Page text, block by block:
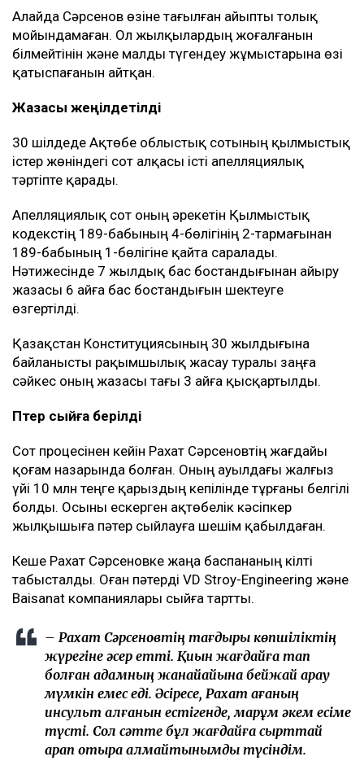
Алайда Сәрсенов өзіне тағылған айыпты толық
мойындамаған. Ол жылқылардың жоғалғанын
білмейтінін және малды түгендеу жұмыстарына өзі
қатыспағанын айтқан.
Жазасы жеңілдетілді
30 шілдеде Ақтөбе облыстық сотының қылмыстық
істер жөніндегі сот алқасы істі апелляциялық
тәртіпте қарады.
Апелляциялық сот оның әрекетін Қылмыстық
кодекстің 189-бабының 4-бөлігінің 2-тармағынан
189-бабының 1-бөлігіне қайта саралады.
Нәтижесінде 7 жылдық бас бостандығынан айыру
жазасы 6 айға бас бостандығын шектеуге
өзгертілді.
Қазақстан Конституциясының 30 жылдығына
байланысты рақымшылық жасау туралы заңға
сәйкес оның жазасы тағы 3 айға қысқартылды.
Пәтер сыйға берілді
Сот процесінен кейін Рахат Сәрсеновтің жағдайы
қоғам назарында болған. Оның ауылдағы жалғыз
үйі 10 млн теңге қарыздың кепілінде тұрғаны белгілі
болды. Осыны ескерген ақтөбелік кәсіпкер
жылқышыға пәтер сыйлауға шешім қабылдаған.
Кеше Рахат Сәрсеновке жаңа баспананың кілті
табысталды. Оған пәтерді VD Stroy-Engineering және
Baisanat компаниялары сыйға тартты.
– Рахат Сәрсеновтің тағдыры көпшіліктің
жүрегіне әсер етті. Қиын жағдайға тап
болған адамның жанайқайына бейжай қарау
мүмкін емес еді. Әсіресе, Рахат ағаның
инсульт алғанын естігенде, марқұм әкем есіме
түсті. Сол сәтте бұл жағдайға сырттай
қарап отыра алмайтынымды түсіндім.